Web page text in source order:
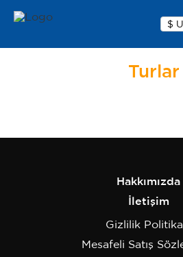
Turlar
Hakkımızda
İletişim
Gizlilik
Mesafeli Satış